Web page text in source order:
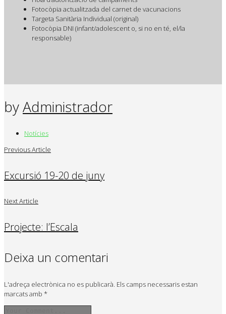
Fotocòpia actualitzada del carnet de vacunacions
Targeta Sanitària Individual (original)
Fotocòpia DNI (infant/adolescent o, si no en té, el/la
responsable)
byAdministrador
Notícies
Previous Article
Excursió 19-20 de juny
Next Article
Projecte: l’Escala
Deixa un comentari
L'adreça electrònica no es publicarà. Els camps necessaris estan
marcats amb *